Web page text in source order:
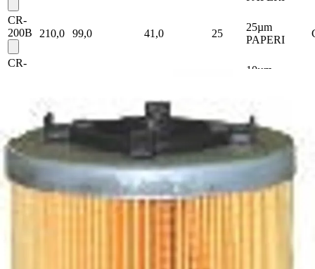
CR-
200B
210,0 99,0 41,0 25
25µm
PAPERI
CR-
10µm
210,0 99,0 41,0 25
25µm
KUITU
CR-
280A 140,0 137,0 51,0 10
10µm
CR-
137,0 51,0
25µm